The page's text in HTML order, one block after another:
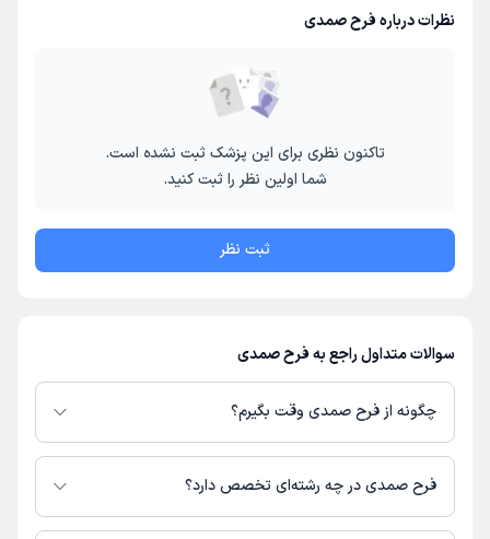
نظرات درباره فرح صمدی
تاکنون نظری برای این پزشک ثبت نشده است.
شما اولین نظر را ثبت کنید.
ثبت نظر
سوالات متداول راجع به فرح صمدی
چگونه از فرح صمدی وقت بگیرم؟
در صورتی کهفرح صمدیدارای پروفایل فعال و نوبت‌دهی باز در پلتفرم دکترتو
باشند، می‌توانید از طریق این پلتفرم برای دریافت نوبت اقدام کنید. در صورت
فعال بودن پروفایل پزشک در دکترتو، امکان مشاهده نوبت‌های آزاد، آدرس مطب،
شماره تماس، برنامه حضور در مطب، تصاویر پزشک، ساعات کاری و سایر اطلاعات
فرح صمدی در چه رشته‌ای تخصص دارد؟
فرح صمدی در رشته‌های زیر (پیراپزشکی) تخصص دارند: